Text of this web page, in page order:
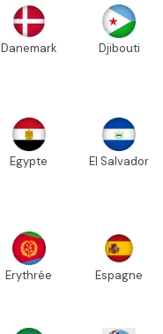
Danemark Djibouti
Egypte El Salvador
Erythrée Espagne